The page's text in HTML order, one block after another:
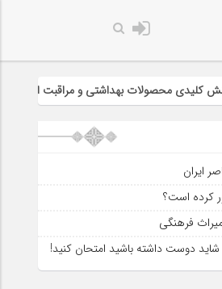
محصولات بهداشتی و مراقبت از پوست در سلامت
ایران
کرده است؟
فرهنگی
دوست داشته باشید امتحان کنید!